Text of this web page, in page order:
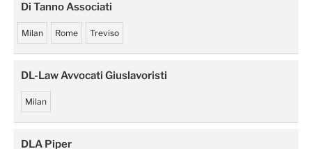
Di Tanno Associati
Milan Rome Treviso
DL-Law Avvocati Giuslavoristi
Milan
DLA Piper